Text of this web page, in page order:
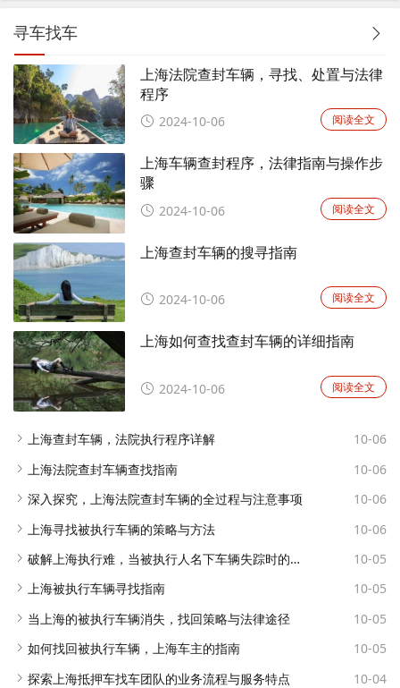
寻车找车
上海法院查封车辆，寻找、处置与法律
程序
2024-10-06 阅读全文
上海车辆查封程序，法律指南与操作步
骤
2024-10-06 阅读全文
上海查封车辆的搜寻指南
2024-10-06 阅读全文
上海如何查找查封车辆的详细指南
2024-10-06 阅读全文
上海查封车辆，法院执行程序详解
10-06
上海法院查封车辆查找指南
10-06
深入探究，上海法院查封车辆的全过程与注意事项
10-06
上海寻找被执行车辆的策略与方法
10-06
破解上海执行难，当被执行人名下车辆失踪时的解决策略
10-05
上海被执行车辆寻找指南
10-05
当上海的被执行车辆消失，找回策略与法律途径
10-05
如何找回被执行车辆，上海车主的指南
10-05
探索上海抵押车找车团队的业务流程与服务特点
10-04